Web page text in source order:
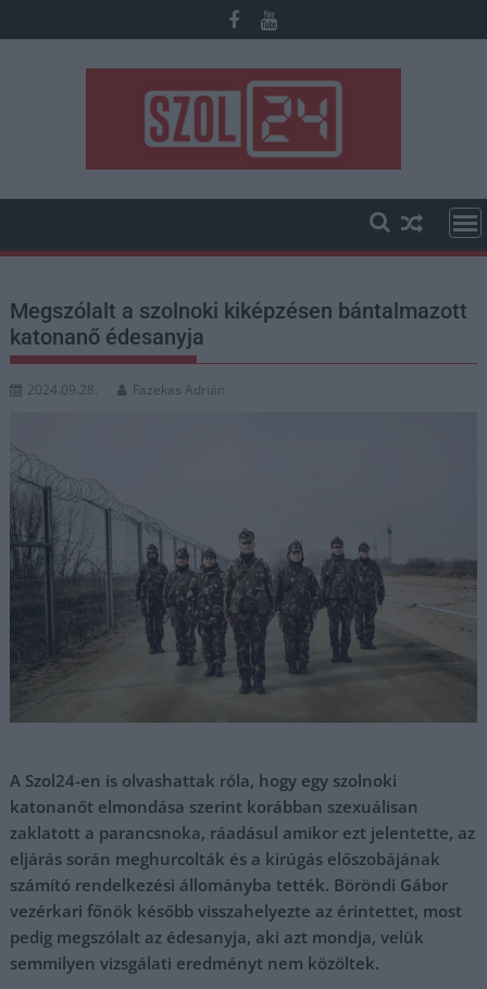
to
Megszólalt a szolnoki kiképzésen bántalmazott
katonanő édesanyja
2024.09.28. Fazekas Adrián
A Szol24-en is olvashattak róla, hogy egy szolnoki
katonanőt elmondása szerint korábban szexuálisan
zaklatott a parancsnoka, ráadásul amikor ezt jelentette, az
eljárás során meghurcolták és a kirúgás előszobájának
számító rendelkezési állományba tették. Böröndi Gábor
vezérkari főnök később visszahelyezte az érintettet, most
pedig megszólalt az édesanyja, aki azt mondja, velük
semmilyen vizsgálati eredményt nem közöltek.